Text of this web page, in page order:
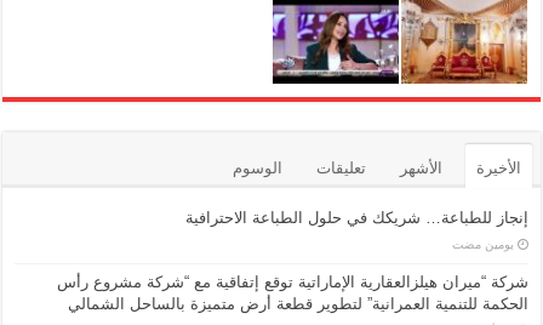
الأخيرة الأشهر تعليقات الوسوم
إنجاز للطباعة… شريكك في حلول الطباعة الاحترافية
‏يومين مضت
شركة “ميران هيلزالعقارية الإماراتية توقع إتفاقية مع “شركة مشروع رأس
الحكمة للتنمية العمرانية” لتطوير قطعة أرض متميزة بالساحل الشمالي